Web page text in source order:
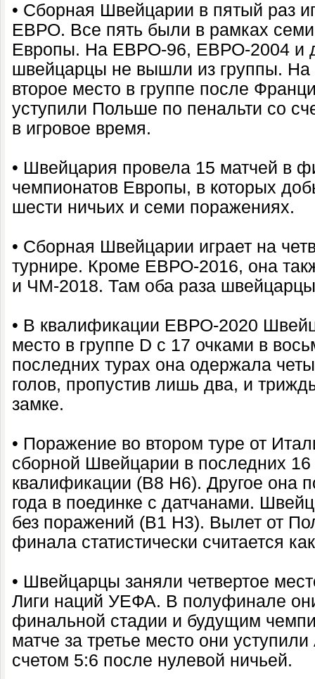
• Сборная Швейцарии в пятый раз
ЕВРО. Все пять были в рамках
Европы. На ЕВРО-96, ЕВРО-2004 и
швейцарцы не вышли из группы.
второе место в группе после
уступили Польше по пенальти со
в игровое время.
• Швейцария провела 15 матчей в
чемпионатов Европы, в которых
шести ничьих и семи поражениях.
• Сборная Швейцарии играет на
турнире. Кроме ЕВРО-2016, она
и ЧМ-2018. Там оба раза
• В квалификации ЕВРО-2020
место в группе D с 17 очками в
последних турах она одержала
голов, пропустив лишь два, и
замке.
• Поражение во втором туре от
сборной Швейцарии в последних
квалификации (В8 Н6). Другое она
года в поединке с датчанами.
без поражений (В1 Н3). Вылет от
финала статистически считается
• Швейцарцы заняли четвертое
Лиги наций УЕФА. В полуфинале
финальной стадии и будущим
матче за третье место они
счетом 5:6 после нулевой ничьей.